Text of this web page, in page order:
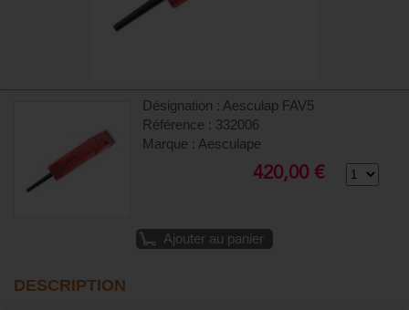
Désignation : Aesculap FAV5
Référence : 332006
Marque : Aesculape
420,00 €
Ajouter au panier
DESCRIPTION